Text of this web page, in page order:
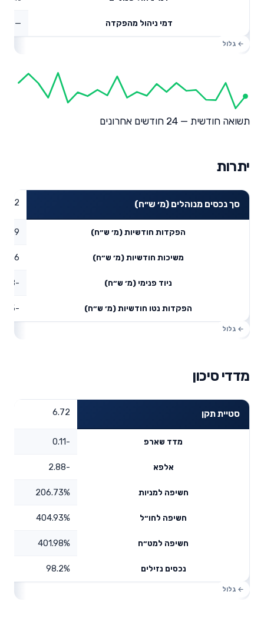
דמי ניהול מהפקדה —
תשואה חודשית — 24 חודשים אחרונים
יתרות
סך נכסים מנוהלים (מ׳ ש״ח)
הפקדות חודשיות (מ׳ ש״ח) 1.79
משיכות חודשיות (מ׳ ש״ח) 1.36
ניוד פנימי (מ׳ ש״ח) -10.18
הפקדות נטו חודשיות (מ׳ ש״ח) -9.75
מדדי סיכון
סטיית תקן 6.72
מדד שארפ -0.11
אלפא -2.88
חשיפה למניות 206.73%
חשיפה לחו״ל 404.93%
חשיפה למט״ח 401.98%
נכסים נזילים 98.2%